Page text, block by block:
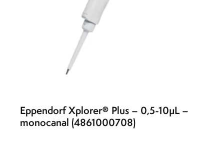
Eppendorf Xplorer® Plus – 0,5-10µL –
monocanal (4861000708)